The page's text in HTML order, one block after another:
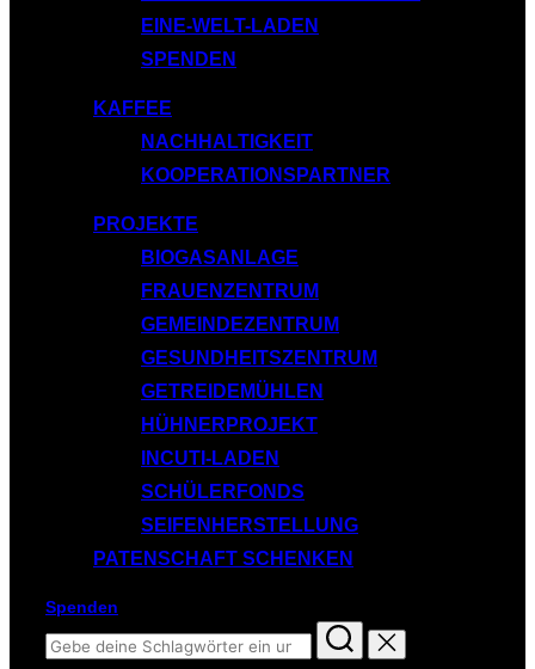
EINE-WELT-LADEN
SPENDEN
KAFFEE
NACHHALTIGKEIT
KOOPERATIONSPARTNER
PROJEKTE
BIOGASANLAGE
FRAUENZENTRUM
GEMEINDEZENTRUM
GESUNDHEITSZENTRUM
GETREIDEMÜHLEN
HÜHNERPROJEKT
INCUTI-LADEN
SCHÜLERFONDS
SEIFENHERSTELLUNG
PATENSCHAFT SCHENKEN
Spenden
Suchen
nach: